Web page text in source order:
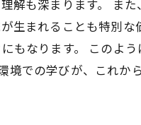
解も深まります。 ま
生まれることも特別
もなります。 このよ